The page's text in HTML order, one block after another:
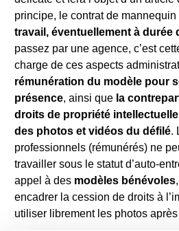
principe, le contrat de mannequin
travail, éventuellement à durée
passez par une agence, c’est
charge de ces aspects
rémunération du modèle pour
présence, ainsi que la
droits de propriété
des photos et vidéos du défilé.
professionnels (rémunérés) ne
travailler sous le statut d’auto-
appel à des modèles bénévoles
encadrer la cession de droits à
utiliser librement les photos